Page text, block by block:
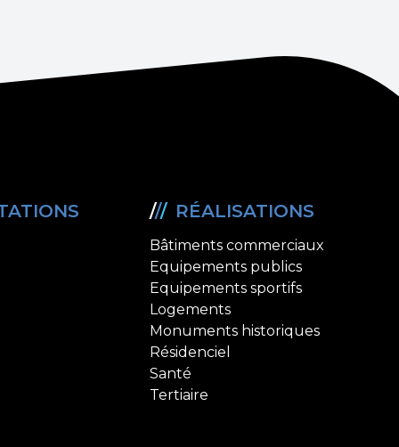
/// RÉALISATIONS
Bâtiments commerciaux
Equipements publics
Equipements sportifs
Logements
Monuments historiques
Résidenciel
Santé
Tertiaire